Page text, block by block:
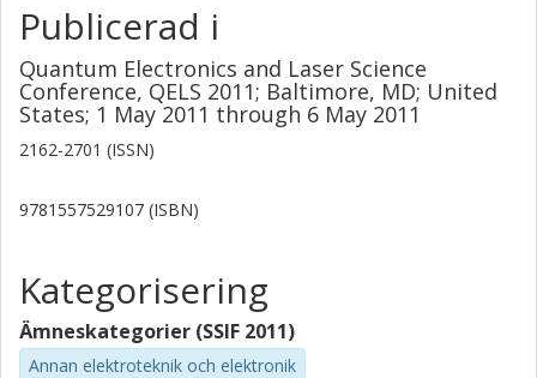
Publicerad i
Quantum Electronics and Laser Science
Conference, QELS 2011; Baltimore, MD; United
States; 1 May 2011 through 6 May 2011
2162-2701 (ISSN)
9781557529107 (ISBN)
Kategorisering
Ämneskategorier (SSIF 2011)
Annan elektroteknik och elektronik